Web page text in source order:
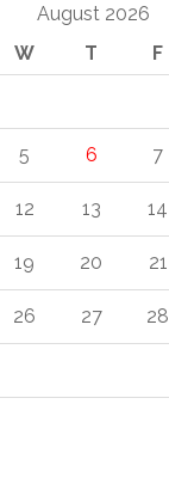
August 2026
W T F
5 6 7
12 13 14
19 20 21
26 27 28